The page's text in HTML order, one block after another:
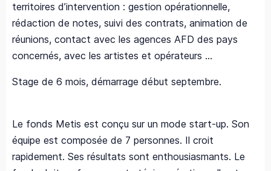
territoires d’intervention : gestion opérationnelle,
rédaction de notes, suivi des contrats, animation de
réunions, contact avec les agences AFD des pays
concernés, avec les artistes et opérateurs …
Stage de 6 mois, démarrage début septembre.
Le fonds Metis est conçu sur un mode start-up. Son
équipe est composée de 7 personnes. Il croit
rapidement. Ses résultats sont enthousiasmants. Le